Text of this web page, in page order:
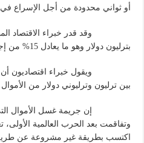
أو ثواني محدودة من أجل الإسراع في
وقد قدر خبراء الاقتصاد المبالغ
بترليون دولار وهو ما يعادل 15% من إجمالي قيمة التجارة العالمية.
ويقول خبراء اقتصاديون أن
بين ترليون وترليوني دولار من
إن جريمة غسل الأموال التي
وتفاقمت بعد الحرب العالمية الأولى،
اكتسب بطريقة غير مشروعة عن